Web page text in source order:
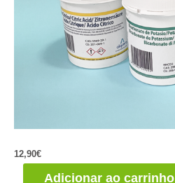
12,90€
Adicionar ao carrinho